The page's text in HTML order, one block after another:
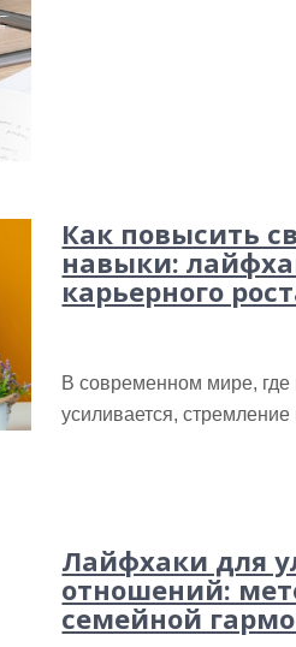
Как повысить
навыки:
карьерного
В современном мире, где
усиливается,
Лайфхаки для
отношений:
семейной